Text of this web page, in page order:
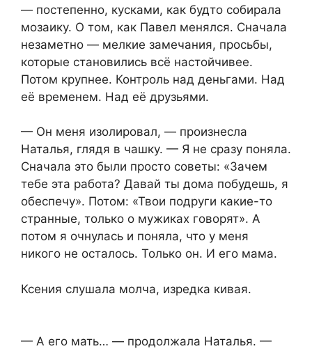
— постепенно, кусками, как будто собирала
мозаику. О том, как Павел менялся. Сначала
незаметно — мелкие замечания, просьбы,
которые становились всё настойчивее.
Потом крупнее. Контроль над деньгами. Над
её временем. Над её друзьями.
— Он меня изолировал, — произнесла
Наталья, глядя в чашку. — Я не сразу поняла.
Сначала это были просто советы: «Зачем
тебе эта работа? Давай ты дома побудешь, я
обеспечу». Потом: «Твои подруги какие-то
странные, только о мужиках говорят». А
потом я очнулась и поняла, что у меня
никого не осталось. Только он. И его мама.
Ксения слушала молча, изредка кивая.
— А его мать… — продолжала Наталья. —